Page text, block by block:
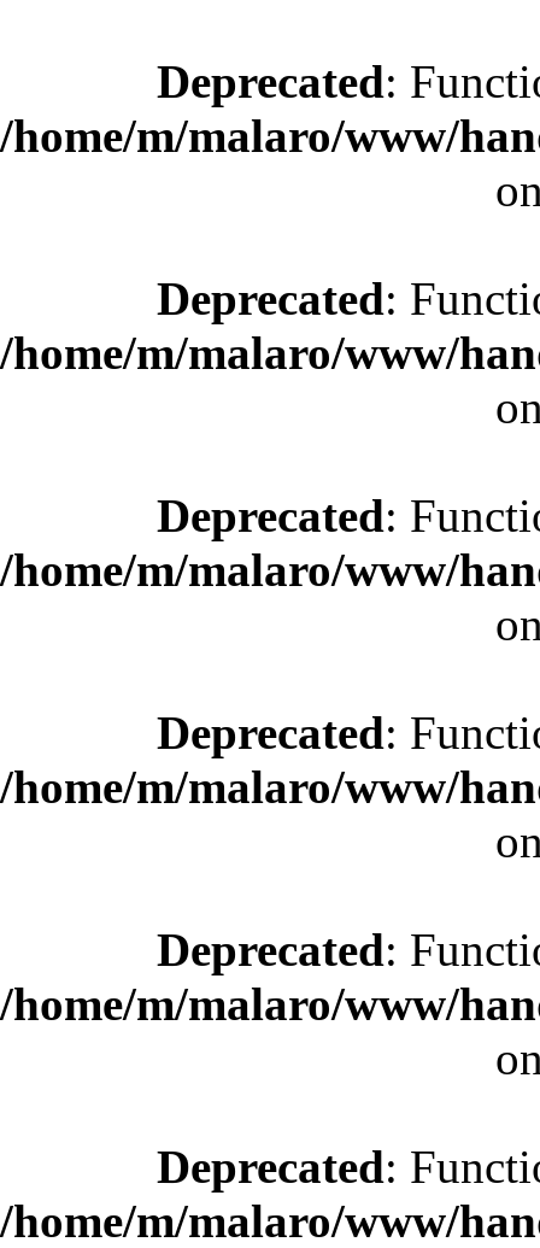
Deprecated:
/home/m/malaro/www/
Deprecated:
/home/m/malaro/www/
Deprecated:
/home/m/malaro/www/
Deprecated:
/home/m/malaro/www/
Deprecated:
/home/m/malaro/www/
Deprecated:
/home/m/malaro/www/